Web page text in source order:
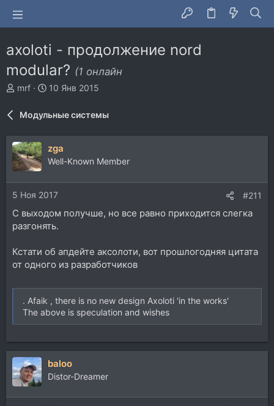
axoloti - продолжение nord
modular? (1 онлайн
А
т
р
т
е
м
mrf
Д
н
а
ч
а
10 Янв 2015
Модульные системы
zga
Well-Known Member
5 Ноя 2017 #211
С выходом получше, но все равно приходится слегка
разгонять.
Кстати об апдейте аксолоти, вот прошлогодняя цитата
от одного из разработчиков
. Afaik , there is no new design Axoloti 'in the works'
The above is speculation and wishes
baloo
Distor-Dreamer